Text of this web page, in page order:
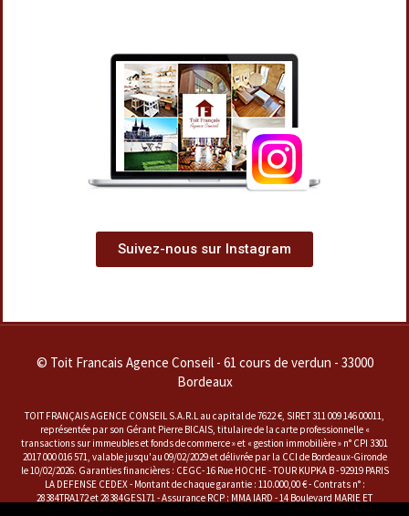
Suivez-nous sur Instagram
© Toit Francais Agence Conseil - 61 cours de verdun - 33000
Bordeaux
TOIT FRANÇAIS AGENCE CONSEIL S.A.R.L au capital de 7622 €, SIRET 311 009 146 00011,
représentée par son Gérant Pierre BICAIS, titulaire de la carte professionnelle «
transactions sur immeubles et fonds de commerce » et « gestion immobilière » n° CPI 3301
2017 000 016 571, valable jusqu'au 09/02/2029 et délivrée par la CCI de Bordeaux-Gironde
le 10/02/2026. Garanties financières : CEGC- 16 Rue HOCHE - TOUR KUPKA B - 92919 PARIS
LA DEFENSE CEDEX - Montant de chaque garantie : 110.000,00 € - Contrats n° :
28384TRA172 et 28384GES171 - Assurance RCP : MMA IARD - 14 Boulevard MARIE ET